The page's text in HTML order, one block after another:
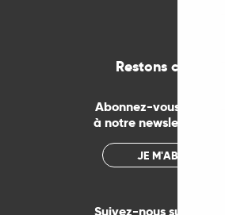
Restons
Abonnez-vous
à notre newsletter
JE M'ABONNE
Suivez-nous sur les